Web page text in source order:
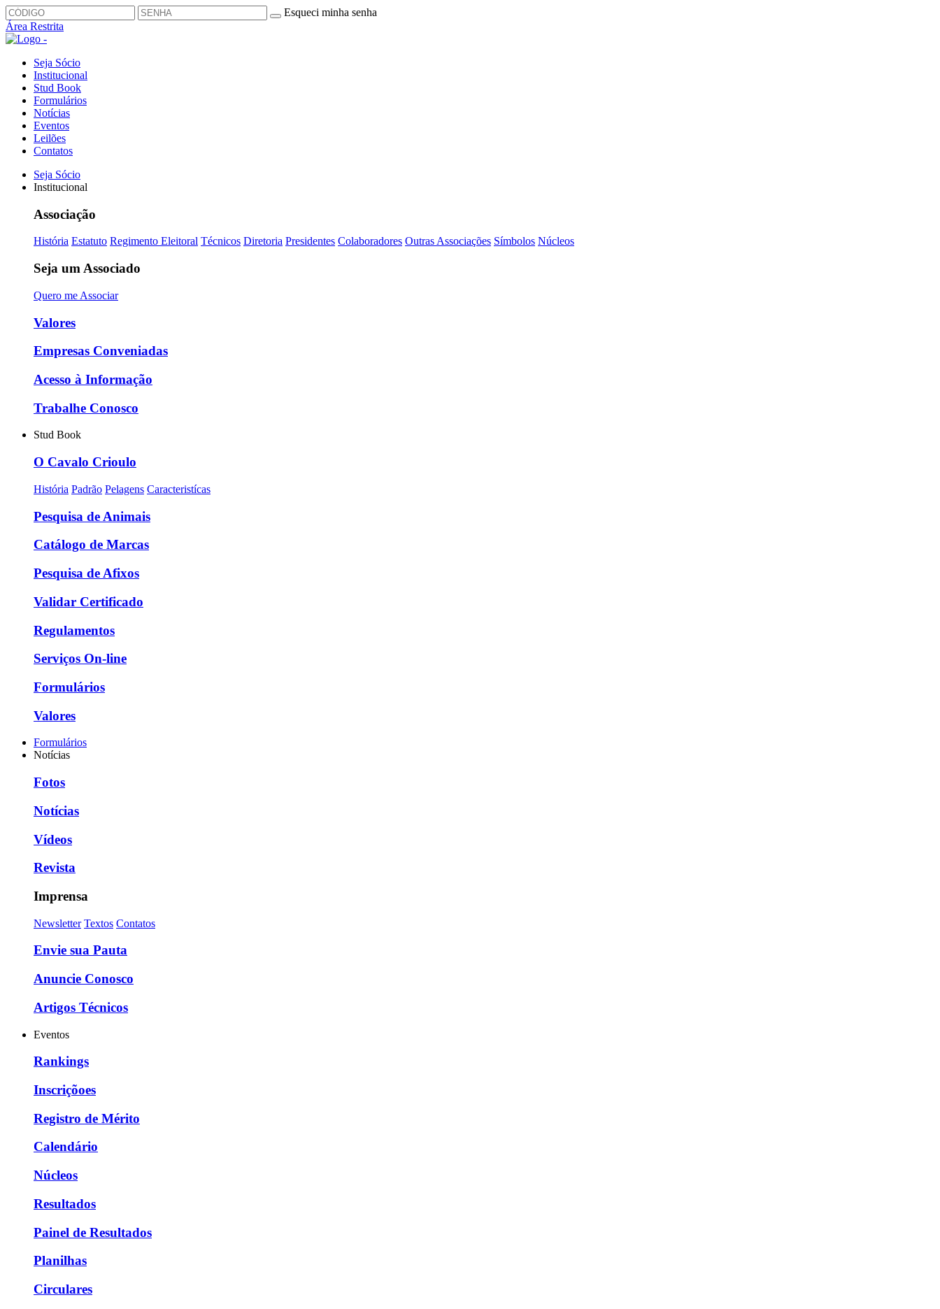
Esqueci minha senha
Área Restrita
Seja Sócio
Institucional
Stud Book
Formulários
Notícias
Eventos
Leilões
Contatos
Seja Sócio
Institucional
Associação
História Estatuto Regimento Eleitoral Técnicos Diretoria Presidentes Colaboradores Outras Associações Símbolos Núcleos
Seja um Associado
Quero me Associar
Valores
Empresas Conveniadas
Acesso à Informação
Trabalhe Conosco
Stud Book
O Cavalo Crioulo
História Padrão Pelagens Caracteristícas
Pesquisa de Animais
Catálogo de Marcas
Pesquisa de Afixos
Validar Certificado
Regulamentos
Serviços On-line
Formulários
Valores
Formulários
Notícias
Fotos
Notícias
Vídeos
Revista
Imprensa
Newsletter Textos Contatos
Envie sua Pauta
Anuncie Conosco
Artigos Técnicos
Eventos
Rankings
Inscriçõoes
Registro de Mérito
Calendário
Núcleos
Resultados
Painel de Resultados
Planilhas
Circulares